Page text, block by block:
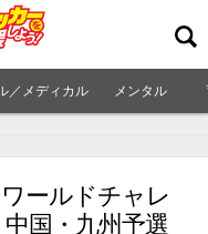
／メディカル メンタル
ールドチャレ
国・九州予選